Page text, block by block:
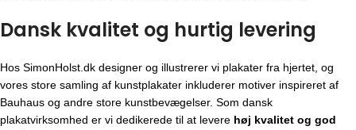
Dansk kvalitet og hurtig levering
Hos SimonHolst.dk designer og illustrerer vi plakater fra hjertet, og
vores store samling af kunstplakater inkluderer motiver inspireret af
Bauhaus og andre store kunstbevægelser. Som dansk
plakatvirksomhed er vi dedikerede til at levere høj kvalitet og god